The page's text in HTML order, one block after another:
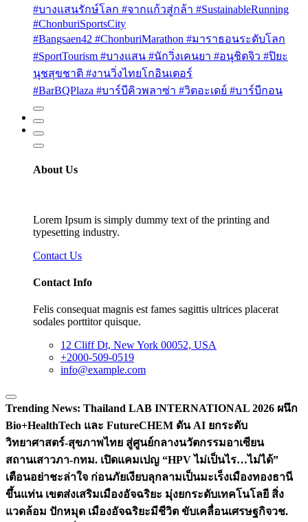
#บางแสนรักษ์โลก #จากแก้วสู่กล้า #SustainableRunning
#ChonburiSportsCity
#Bangsaen42 #ChonburiMarathon #มาราธอนระดับโลก
#SportTourism #บางแสน #นักวิ่งเคนยา #อนุชิตจิว #ปิยะ
นุชสุขชาติ #งานวิ่งไทยโกอินเตอร์
#BarBQPlaza #บาร์บีคิวพลาซ่า #วิตอะเดย์ #บาร์บีกอน
About Us
Lorem Ipsum is simply dummy text of the printing and
typesetting industry.
Contact Us
Contact Info
Felis consequat magnis est fames sagittis ultrices placerat
sodales porttitor quisque.
12 Cliff Dt, New York 00052, USA
+2000-509-0519
info@example.com
Trending News: Thailand LAB INTERNATIONAL 2026 ผนึก
Bio+HealthTech และ FutureCHEM ดัน AI ยกระดับ
วิทยาศาสตร์-สุขภาพไทย สู่ศูนย์กลางนวัตกรรมอาเซียน
สถานเสาวภา-กทม. เปิดแคมเปญ “HPV ไม่เป็นไร…ไม่ได้”
เตือนอย่าชะล่าใจ ก่อนภัยเงียบลุกลามเป็นมะเร็งเมืองทองธานี
ขึ้นแท่น เขตส่งเสริมเมืองอัจฉริยะ มุ่งยกระดับเทคโนโลยี สิ่ง
แวดล้อม ปักหมุด เมืองอัจฉริยะมีชีวิต ขับเคลื่อนเศรษฐกิจวช.